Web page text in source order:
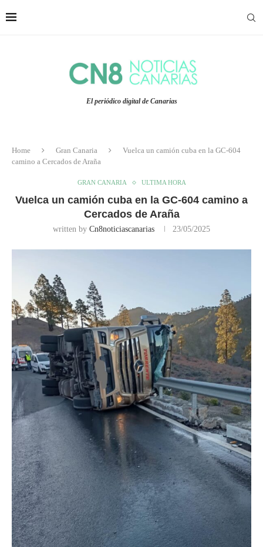
El periódico digital de Canarias
Home Gran Canaria
Vuelca un camión cuba en la GC-604
camino a Cercados de Araña
GRAN CANARIA ULTIMA HORA
Vuelca un camión cuba en la GC-604 camino a
Cercados de Araña
written by Cn8noticiascanarias 23/05/2025